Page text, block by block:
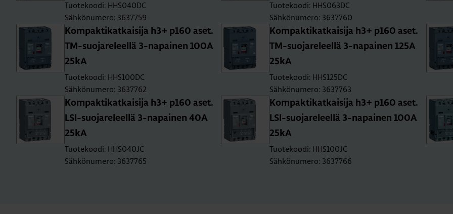
Tuotekoodi: HHS040DC
Sähkönumero: 3637759
Tuotekoodi: HHS063DC
Sähkönumero: 3637760
Kom­pak­ti­kat­kai­si­ja h3+ p160 aset.
TM-suo­ja­re­leel­lä 3-na­pai­nen 100A
25kA
Tuotekoodi: HHS100DC
Sähkönumero: 3637762
Kom­pak­ti­kat­kai­si­ja h3+ p160 aset.
TM-suo­ja­re­leel­lä 3-na­pai­nen 125A
25kA
Tuotekoodi: HHS125DC
Sähkönumero: 3637763
Kom­pak­ti­kat­kai­si­ja h3+ p160 aset.
LSI-suo­ja­re­leel­lä 3-na­pai­nen 40A
25kA
Tuotekoodi: HHS040JC
Sähkönumero: 3637765
Kom­pak­ti­kat­kai­si­ja h3+ p160 aset.
LSI-suo­ja­re­leel­lä 3-na­pai­nen 100A
25kA
Tuotekoodi: HHS100JC
Sähkönumero: 3637766